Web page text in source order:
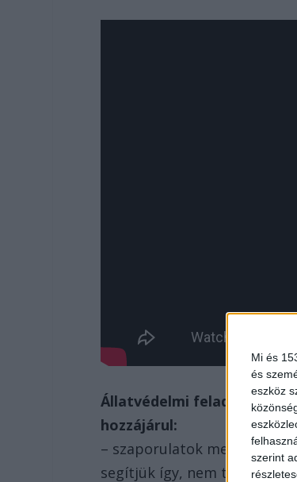
Mi és
és
eszköz
szerint
Állatvédelmi feladatkörök,
hozzájárul:
– szaporulatok
segítjük így, nem